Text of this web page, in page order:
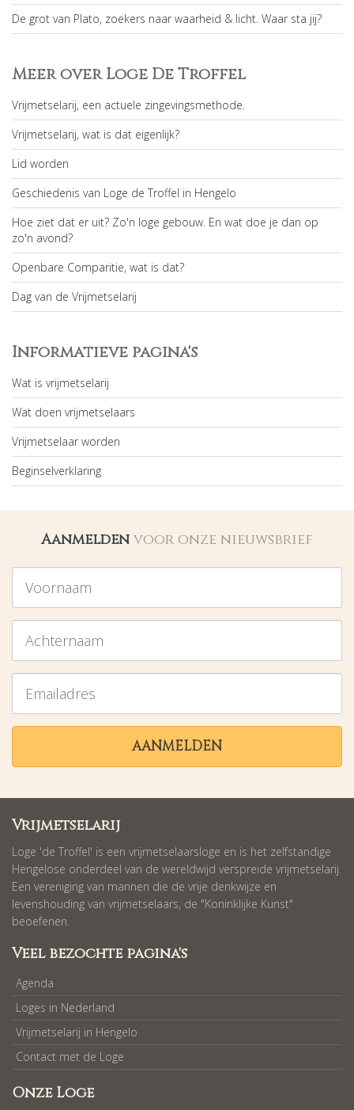
De grot van Plato, zoekers naar waarheid & licht. Waar sta jij?
Meer over Loge De Troffel
Vrijmetselarij, een actuele zingevingsmethode.
Vrijmetselarij, wat is dat eigenlijk?
Lid worden
Geschiedenis van Loge de Troffel in Hengelo
Hoe ziet dat er uit? Zo'n loge gebouw. En wat doe je dan op
zo'n avond?
Openbare Comparitie, wat is dat?
Dag van de Vrijmetselarij
Informatieve pagina's
Wat is vrijmetselarij
Wat doen vrijmetselaars
Vrijmetselaar worden
Beginselverklaring
Aanmelden voor onze nieuwsbrief
Voornaam
Achternaam
Emailadres
AANMELDEN
Vrijmetselarij
Loge 'de Troffel' is een vrijmetselaarsloge en is het zelfstandige
Hengelose onderdeel van de wereldwijd verspreide vrijmetselarij.
Een vereniging van mannen die de vrije denkwijze en
levenshouding van vrijmetselaars, de "Koninklijke Kunst"
beoefenen.
Veel bezochte pagina's
Agenda
Loges in Nederland
Vrijmetselarij in Hengelo
Contact met de Loge
Onze Loge